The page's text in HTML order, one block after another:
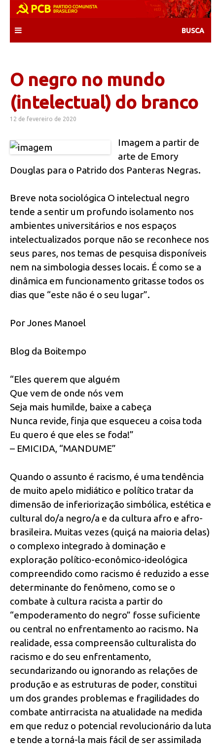
content
O negro no mundo
(intelectual) do branco
12 de fevereiro de 2020
Imagem a partir de
arte de Emory
Douglas para o Patrido dos Panteras Negras.
Breve nota sociológica O intelectual negro
tende a sentir um profundo isolamento nos
ambientes universitários e nos espaços
intelectualizados porque não se reconhece nos
seus pares, nos temas de pesquisa disponíveis
nem na simbologia desses locais. É como se a
dinâmica em funcionamento gritasse todos os
dias que “este não é o seu lugar”.
Por Jones Manoel
Blog da Boitempo
“Eles querem que alguém
Que vem de onde nós vem
Seja mais humilde, baixe a cabeça
Nunca revide, finja que esqueceu a coisa toda
Eu quero é que eles se foda!”
– EMICIDA, “MANDUME”
Quando o assunto é racismo, é uma tendência
de muito apelo midiático e político tratar da
dimensão de inferiorização simbólica, estética e
cultural do/a negro/a e da cultura afro e afro-
brasileira. Muitas vezes (quiçá na maioria delas)
o complexo integrado à dominação e
exploração político-econômico-ideológica
compreendido como racismo é reduzido a esse
determinante do fenômeno, como se o
combate à cultura racista a partir do
“empoderamento do negro” fosse suficiente
ou central no enfrentamento ao racismo. Na
realidade, essa compreensão culturalista do
racismo e do seu enfrentamento,
secundarizando ou ignorando as relações de
produção e as estruturas de poder, constitui
um dos grandes problemas e fragilidades do
combate antirracista na atualidade na medida
em que reduz o potencial revolucionário da luta
e tende a torná-la mais fácil de ser assimilada